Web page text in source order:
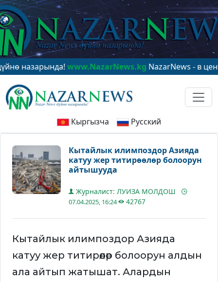
www.NazarNews.kgNazarNews - в центре
Кыргызча Русский
Кытайлык илимпоздор Азияда
катуу жер титирөөлөр болоорун
айтышууда
Журналист: ЛУИЗА МОЛДОШ
07.04.2025, 16:24 42767
Кытайлык илимпоздор Азияда
катуу жер титирөөлөр болоорун алдын
ала айтып жатышат. Алардын